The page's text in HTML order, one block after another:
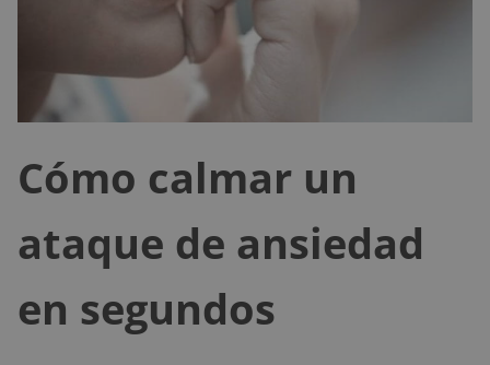
Cómo calmar un
ataque de ansiedad
en segundos